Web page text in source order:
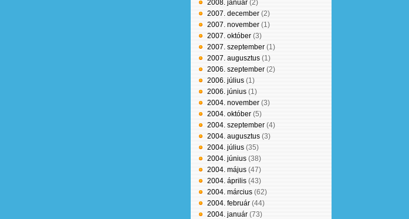
2008. január (2)
2007. december (2)
2007. november (1)
2007. október (3)
2007. szeptember (1)
2007. augusztus (1)
2006. szeptember (2)
2006. július (1)
2006. június (1)
2004. november (3)
2004. október (5)
2004. szeptember (4)
2004. augusztus (3)
2004. július (35)
2004. június (38)
2004. május (47)
2004. április (43)
2004. március (62)
2004. február (44)
2004. január (73)